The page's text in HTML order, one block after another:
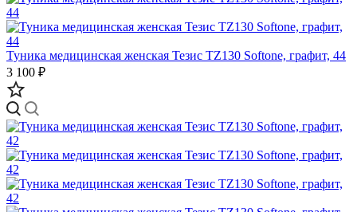
Туника медицинская женская Тезис TZ130 Softone, графит, 44
3 100 ₽